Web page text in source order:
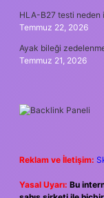
HLA-B27 testi neden
Temmuz 22, 2026
Ayak bileği
Temmuz 21, 2026
Reklam ve İletişim:
Yasal Uyarı: Bu